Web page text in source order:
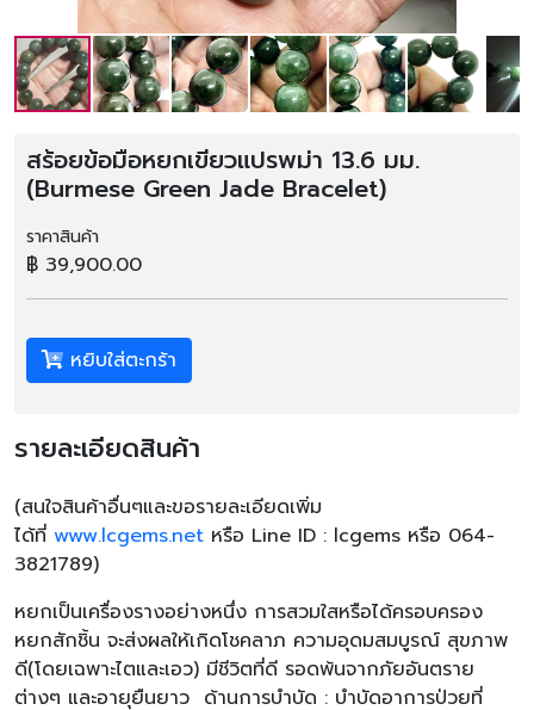
สร้อยข้อมือหยกเขียวแปรพม่า 13.6 มม.
(Burmese Green Jade Bracelet)
ราคาสินค้า
฿ 39,900.00
หยิบใส่ตะกร้า
รายละเอียดสินค้า
(สนใจสินค้าอื่นๆและขอรายละเอียดเพิ่ม
ได้ที่ www.lcgems.net หรือ Line ID : lcgems หรือ 064-
3821789)
หยกเป็นเครื่องรางอย่างหนึ่ง การสวมใสหรือได้ครอบครอง
หยกสักชิ้น จะส่งผลให้เกิดโชคลาภ ความอุดมสมบูรณ์ สุขภาพ
ดี(โดยเฉพาะไตและเอว) มีชีวิตที่ดี รอดพ้นจากภัยอันตราย
ต่างๆ และอายุยืนยาว ด้านการบำบัด : บำบัดอาการป่วยที่